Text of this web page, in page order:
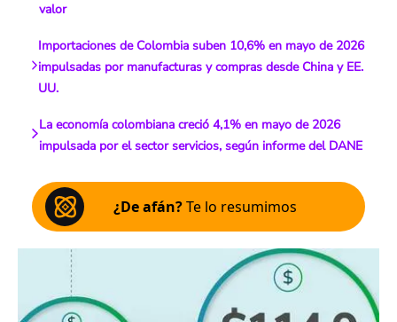
valor
Importaciones de Colombia suben 10,6% en mayo de 2026
impulsadas por manufacturas y compras desde China y EE.
UU.
La economía colombiana creció 4,1% en mayo de 2026
impulsada por el sector servicios, según informe del DANE
¿De afán?Te lo resumimos